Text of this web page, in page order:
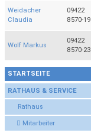
STARTSEITE
RATHAUS & SERVICE
Rathaus
Mitarbeiter
Weidacher
Claudia
09422
8570-19
Wolf Markus
09422
8570-23